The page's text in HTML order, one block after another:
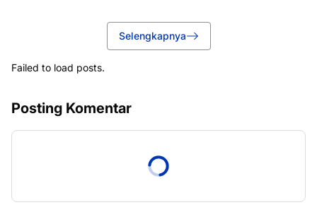
Selengkapnya
Failed to load posts.
Posting Komentar